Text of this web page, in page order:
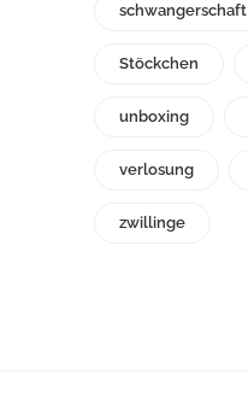
schwangerschaft
Stöckchen
unboxing
verlosung
zwillinge